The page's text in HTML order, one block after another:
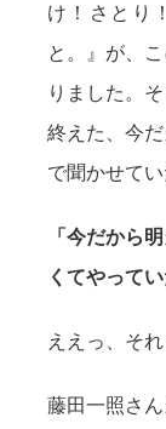
け！さとり
と。』が、
りました。
終えた、今
で聞かせてい
「今だから
くてやって
ええっ、そ
藤田一照さ